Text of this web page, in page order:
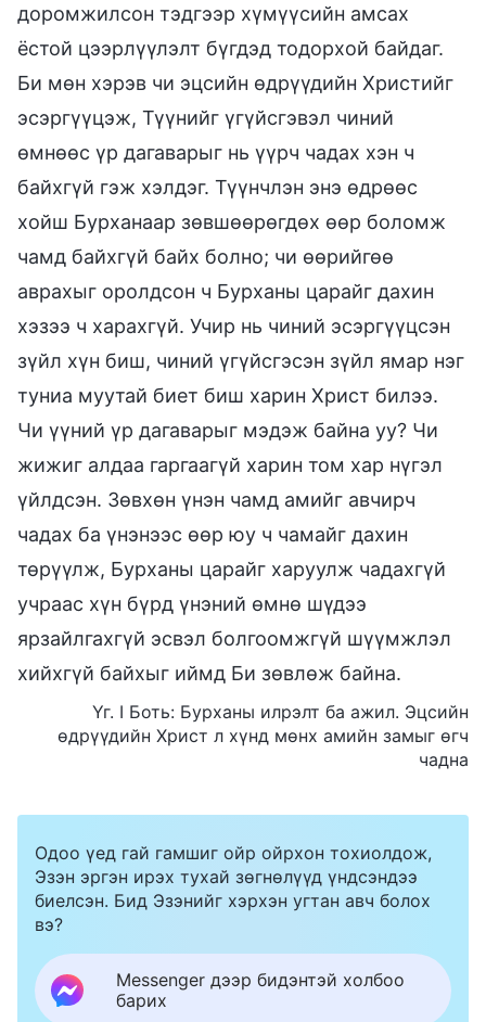
доромжилсон тэдгээр хүмүүсийн амсах
ёстой цээрлүүлэлт бүгдэд тодорхой байдаг.
Би мөн хэрэв чи эцсийн өдрүүдийн Христийг
эсэргүүцэж, Түүнийг үгүйсгэвэл чиний
өмнөөс үр дагаварыг нь үүрч чадах хэн ч
байхгүй гэж хэлдэг. Түүнчлэн энэ өдрөөс
хойш Бурханаар зөвшөөрөгдөх өөр боломж
чамд байхгүй байх болно; чи өөрийгөө
аврахыг оролдсон ч Бурханы царайг дахин
хэзээ ч харахгүй. Учир нь чиний эсэргүүцсэн
зүйл хүн биш, чиний үгүйсгэсэн зүйл ямар нэг
туниа муутай биет биш харин Христ билээ.
Чи үүний үр дагаварыг мэдэж байна уу? Чи
жижиг алдаа гаргаагүй харин том хар нүгэл
үйлдсэн. Зөвхөн үнэн чамд амийг авчирч
чадах ба үнэнээс өөр юу ч чамайг дахин
төрүүлж, Бурханы царайг харуулж чадахгүй
учраас хүн бүрд үнэний өмнө шүдээ
ярзайлгахгүй эсвэл болгоомжгүй шүүмжлэл
хийхгүй байхыг иймд Би зөвлөж байна.
Үг. I Боть: Бурханы илрэлт ба ажил. Эцсийн
өдрүүдийн Христ л хүнд мөнх амийн замыг өгч
чадна
Одоо үед гай гамшиг ойр ойрхон тохиолдож,
Эзэн эргэн ирэх тухай зөгнөлүүд үндсэндээ
биелсэн. Бид Эзэнийг хэрхэн угтан авч болох
вэ?
Messenger дээр бидэнтэй холбоо
барих